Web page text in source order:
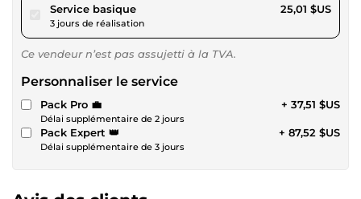
Service basiquepour 23,05 $US
3 jours de réalisation
25,01 $US
Ce vendeur n’est pas assujetti à la TVA.
Personnaliser le service
Pack Pro 💼
Délai supplémentaire de 2 jours
+ 37,51 $US
Pack Expert 👑
Délai supplémentaire de 3 jours
+ 87,52 $US